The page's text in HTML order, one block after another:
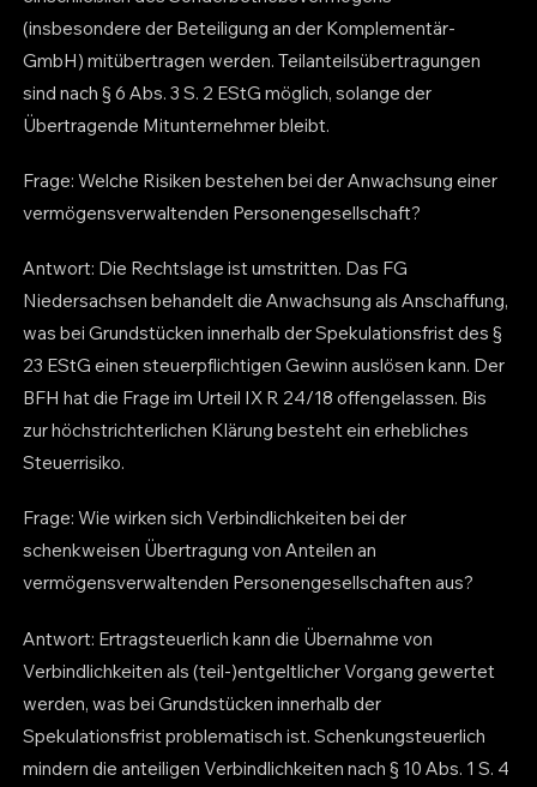
(insbesondere der Beteiligung an der Komplementär-
GmbH) mitübertragen werden. Teilanteilsübertragungen
sind nach § 6 Abs. 3 S. 2 EStG möglich, solange der
Übertragende Mitunternehmer bleibt.
Frage: Welche Risiken bestehen bei der Anwachsung einer
vermögensverwaltenden Personengesellschaft?
Antwort: Die Rechtslage ist umstritten. Das FG
Niedersachsen behandelt die Anwachsung als Anschaffung,
was bei Grundstücken innerhalb der Spekulationsfrist des §
23 EStG einen steuerpflichtigen Gewinn auslösen kann. Der
BFH hat die Frage im Urteil IX R 24/18 offengelassen. Bis
zur höchstrichterlichen Klärung besteht ein erhebliches
Steuerrisiko.
Frage: Wie wirken sich Verbindlichkeiten bei der
schenkweisen Übertragung von Anteilen an
vermögensverwaltenden Personengesellschaften aus?
Antwort: Ertragsteuerlich kann die Übernahme von
Verbindlichkeiten als (teil-)entgeltlicher Vorgang gewertet
werden, was bei Grundstücken innerhalb der
Spekulationsfrist problematisch ist. Schenkungsteuerlich
mindern die anteiligen Verbindlichkeiten nach § 10 Abs. 1 S. 4